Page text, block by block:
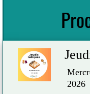
2026